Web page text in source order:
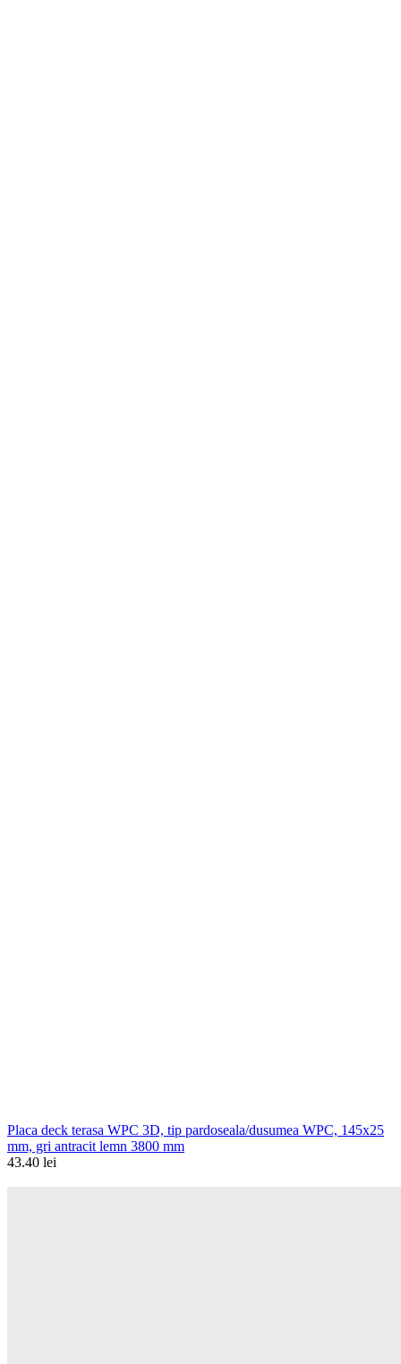
Placa deck terasa WPC 3D, tip pardoseala/dusumea WPC, 145x25
mm, gri antracit lemn 3800 mm
43.40 lei